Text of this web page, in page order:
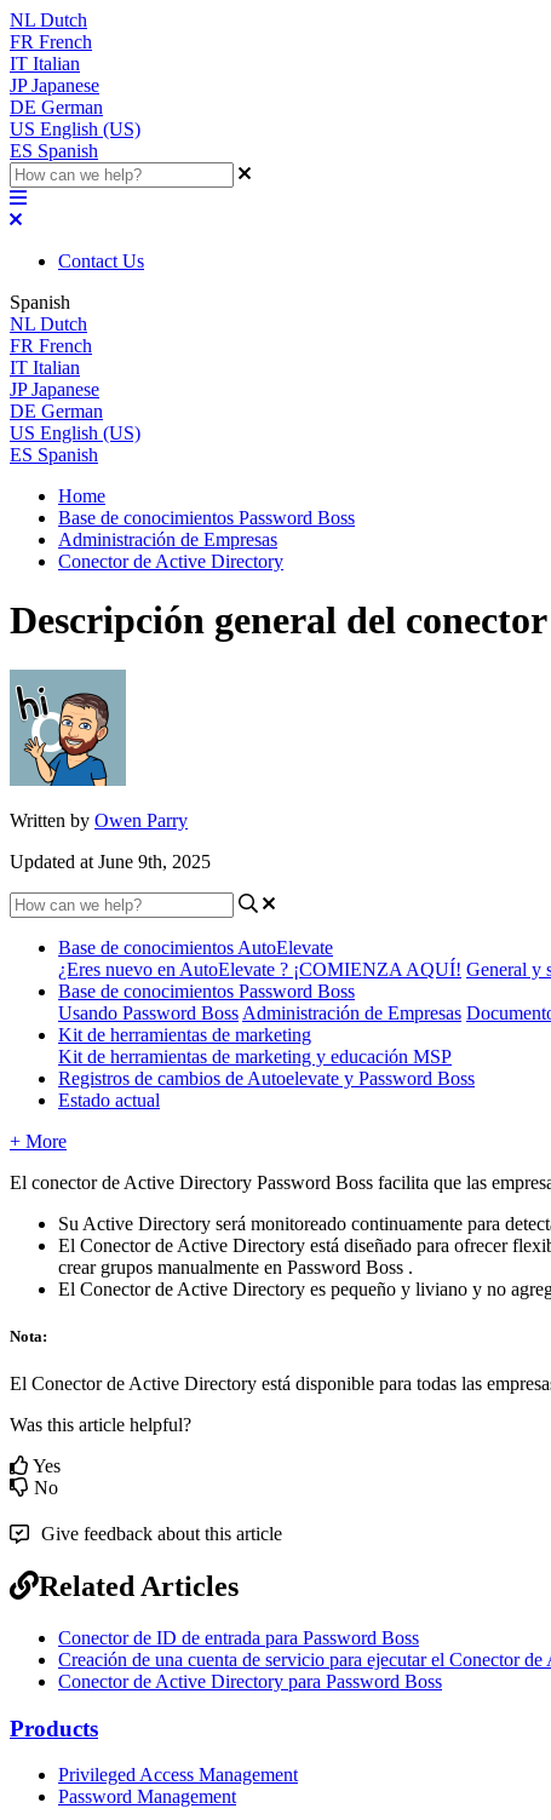
NL Dutch
FR French
IT Italian
JP Japanese
DE German
US English (US)
ES Spanish
Contact Us
Spanish
NL Dutch
FR French
IT Italian
JP Japanese
DE German
US English (US)
ES Spanish
Home
Base de conocimientos Password Boss
Administración de Empresas
Conector de Active Directory
Descripción general del
Written by Owen Parry
Updated at June 9th, 2025
Base de conocimientos AutoElevate
¿Eres nuevo en AutoElevate ? ¡COMIENZA AQUÍ! General y
Base de conocimientos Password Boss
Usando Password Boss Administración de Empresas
Kit de herramientas de marketing
Kit de herramientas de marketing y educación MSP
Registros de cambios de Autoelevate y Password Boss
Estado actual
+ More
El conector de Active Directory Password Boss facilita que las
Su Active Directory será monitoreado continuamente para
El Conector de Active Directory está diseñado para ofrecer
crear grupos manualmente en Password Boss .
El Conector de Active Directory es pequeño y liviano y no
Nota:
El Conector de Active Directory está disponible para todas las
Was this article helpful?
Yes
No
Give feedback about this article
Related Articles
Conector de ID de entrada para Password Boss
Creación de una cuenta de servicio para ejecutar el Conector
Conector de Active Directory para Password Boss
Products
Privileged Access Management
Password Management